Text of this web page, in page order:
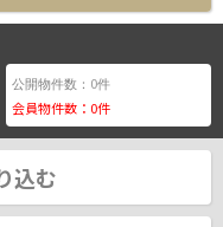
公開物件数： 0件
会員物件数： 0件
込む